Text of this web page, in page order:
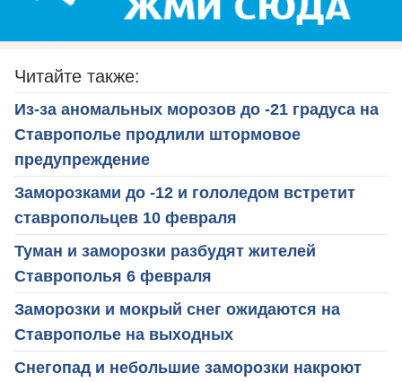
Читайте также:
Из-за аномальных морозов до -21 градуса на
Ставрополье продлили штормовое
предупреждение
Заморозками до -12 и гололедом встретит
ставропольцев 10 февраля
Туман и заморозки разбудят жителей
Ставрополья 6 февраля
Заморозки и мокрый снег ожидаются на
Ставрополье на выходных
Снегопад и небольшие заморозки накроют